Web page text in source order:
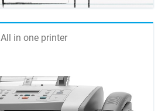
All in one printer